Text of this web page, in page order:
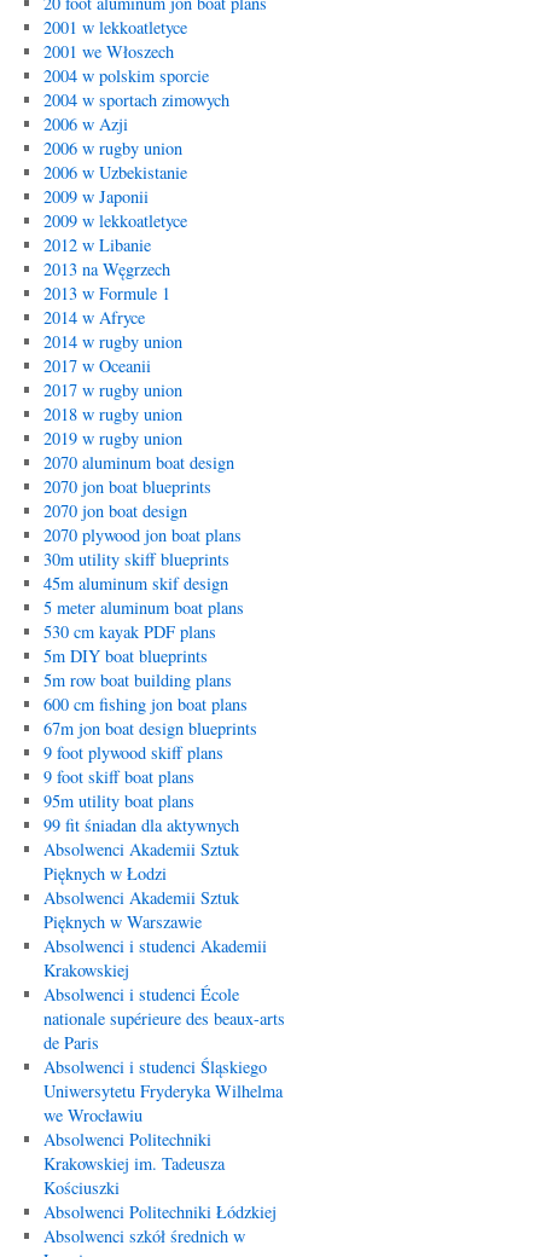
2001 w lekkoatletyce
2001 we Włoszech
2004 w polskim sporcie
2004 w sportach zimowych
2006 w Azji
2006 w rugby union
2006 w Uzbekistanie
2009 w Japonii
2009 w lekkoatletyce
2012 w Libanie
2013 na Węgrzech
2013 w Formule 1
2014 w Afryce
2014 w rugby union
2017 w Oceanii
2017 w rugby union
2018 w rugby union
2019 w rugby union
2070 aluminum boat design
2070 jon boat blueprints
2070 jon boat design
2070 plywood jon boat plans
30m utility skiff blueprints
45m aluminum skif design
5 meter aluminum boat plans
530 cm kayak PDF plans
5m DIY boat blueprints
5m row boat building plans
600 cm fishing jon boat plans
67m jon boat design blueprints
9 foot plywood skiff plans
9 foot skiff boat plans
95m utility boat plans
99 fit śniadan dla aktywnych
Absolwenci Akademii Sztuk
Pięknych w Łodzi
Absolwenci Akademii Sztuk
Pięknych w Warszawie
Absolwenci i studenci Akademii
Krakowskiej
Absolwenci i studenci École
nationale supérieure des beaux-arts
de Paris
Absolwenci i studenci Śląskiego
Uniwersytetu Fryderyka Wilhelma
we Wrocławiu
Absolwenci Politechniki
Krakowskiej im. Tadeusza
Kościuszki
Absolwenci Politechniki Łódzkiej
Absolwenci szkół średnich w